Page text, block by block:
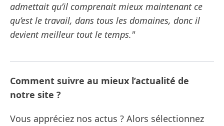
admettait qu’il comprenait mieux maintenant ce
qu’est le travail, dans tous les domaines, donc il
devient meilleur tout le temps."
Comment suivre au mieux l’actualité de
notre site ?
Vous appréciez nos actus ? Alors sélectionnez